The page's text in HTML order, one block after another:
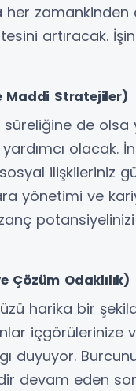
her
artıracak.
Maddi Stratejiler)
de olsa
olacak.
ilişkileriniz
yönetimi ve
Çözüm Odaklılık)
harika bir
içgörülerinize
duyuyor.
devam eden